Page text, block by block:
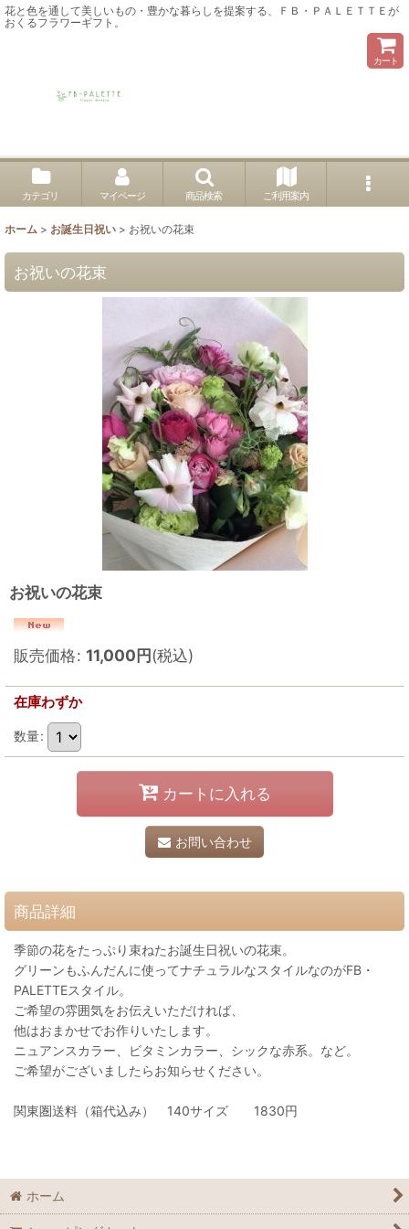
花と色を通して美しいもの・豊かな暮らしを提案する、ＦＢ・ＰＡＬＥＴＴＥが
おくるフラワーギフト。
カート
カテゴリ マイページ 商品検索 ご利用案内
ホーム > お誕生日祝い > お祝いの花束
お祝いの花束
お祝いの花束
販売価格: 11,000円(税込)
在庫わずか
数量:
カートに入れる
お問い合わせ
商品詳細
季節の花をたっぷり束ねたお誕生日祝いの花束。
グリーンもふんだんに使ってナチュラルなスタイルなのがFB・
PALETTEスタイル。
ご希望の雰囲気をお伝えいただければ、
他はおまかせでお作りいたします。
ニュアンスカラー、ビタミンカラー、シックな赤系。など。
ご希望がございましたらお知らせください。
関東圏送料（箱代込み） 140サイズ 1830円
ホーム